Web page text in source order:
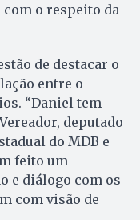
o respeito da
de destacar o
entre o
“Daniel tem
deputado
do MDB e
feito um
e diálogo com os
com visão de